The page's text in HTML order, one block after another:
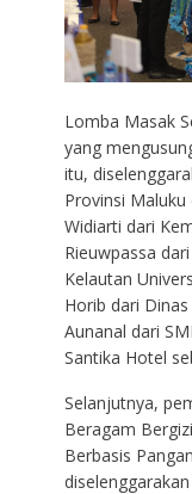
Lomba Masak
yang
itu,
Provinsi
Widiarti dari
Rieuwpassa
Kelautan
Horib dari
Aunanal dari
Santika Hotel
Selanjutnya,
Beragam
Berbasis